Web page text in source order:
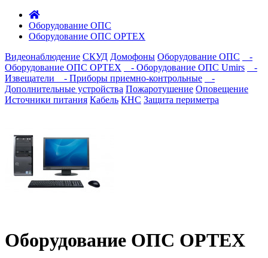
Оборудование ОПС
Оборудование ОПС OPTEX
Видеонаблюдение СКУД Домофоны Оборудование ОПС
-
Оборудование ОПС OPTEX
- Оборудование ОПС Umirs
-
Извещатели
- Приборы приемно-контрольные
-
Дополнительные устройства Пожаротушение Оповещение
Источники питания Кабель КНС Защита периметра
Оборудование ОПС OPTEX